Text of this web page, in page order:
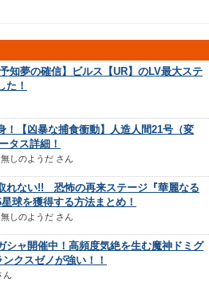
知夢の確信】ビルス【UR】のLV最大ステ
た！
！【凶暴な捕食衝動】人造人間21号（変
タス詳細！
しのようだ さん
れない!! 恐怖の再来ステージ『華麗なる
球を獲得する方法まとめ！
しのようだ さん
シャ開催中！高頻度気絶を生む魔神ドミグ
クスゼノが強い！！
ん